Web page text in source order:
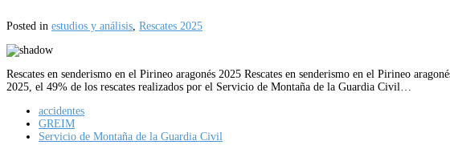
Posted in estudios y análisis, Rescates 2025
Rescates en senderismo en el Pirineo aragonés 2025 Rescates en senderismo en el Pirineo
2025, el 49% de los rescates realizados por el Servicio de Montaña de la Guardia Civil…
accidentes
GREIM
Servicio de Montaña de la Guardia Civil